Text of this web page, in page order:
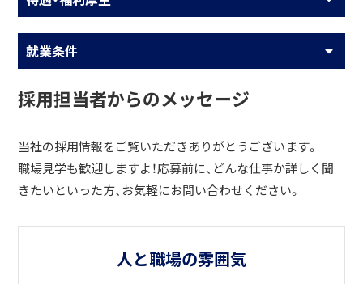
就業条件
採用担当者からのメッセージ
当社の採用情報をご覧いただきありがとうございます。
職場見学も歓迎しますよ！応募前に、どんな仕事か詳しく聞
きたいといった方、お気軽にお問い合わせください。
人と職場の雰囲気